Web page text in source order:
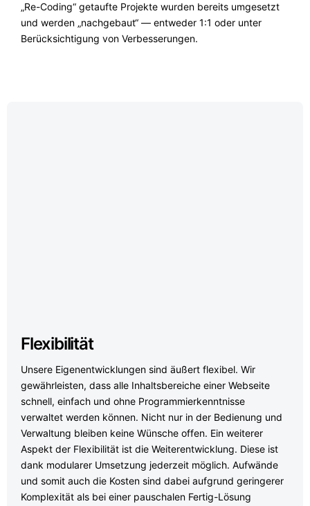
„Re-Coding“ getaufte Projekte wurden bereits umgesetzt
und werden „nachgebaut“ — entweder 1:1 oder unter
Berücksichtigung von Verbesserungen.
Flexibilität
Unsere Eigenentwicklungen sind äußert flexibel. Wir
gewährleisten, dass alle Inhaltsbereiche einer Webseite
schnell, einfach und ohne Programmierkenntnisse
verwaltet werden können. Nicht nur in der Bedienung und
Verwaltung bleiben keine Wünsche offen. Ein weiterer
Aspekt der Flexibilität ist die Weiterentwicklung. Diese ist
dank modularer Umsetzung jederzeit möglich. Aufwände
und somit auch die Kosten sind dabei aufgrund geringerer
Komplexität als bei einer pauschalen Fertig-Lösung